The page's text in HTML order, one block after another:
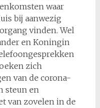
waar
bij aanwezig
vinden. Wel
en Koningin
zich
van de corona-
steun en
van zovelen in de